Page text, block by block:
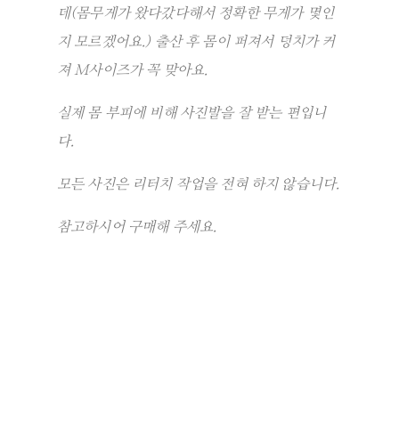
데(몸무게가 왔다갔다해서 정확한 무게가 몇인
지 모르겠어요.) 출산 후 몸이 퍼져서 덩치가 커
져 M사이즈가 꼭 맞아요.
실제 몸 부피에 비해 사진발을 잘 받는 편입니
다.
모든 사진은 리터치 작업을 전혀 하지 않습니다.
참고하시어 구매해 주세요.